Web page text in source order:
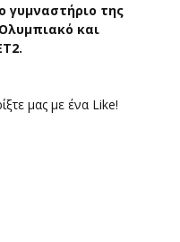
γυμναστήριο της
και
μας με ένα Like!